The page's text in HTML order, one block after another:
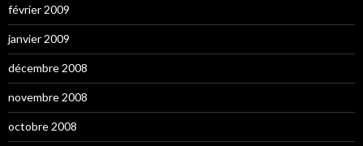
février 2009
janvier 2009
décembre 2008
novembre 2008
octobre 2008